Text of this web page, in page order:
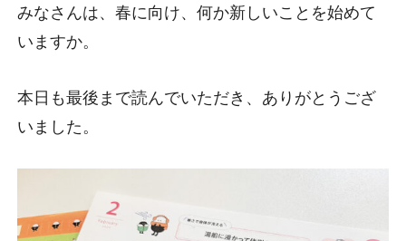
みなさんは、春に向け、何か新しいことを始めて
いますか。
本日も最後まで読んでいただき、ありがとうござ
いました。